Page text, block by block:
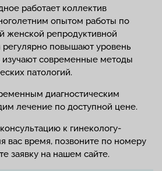
работает коллектив
опытом работы по
женской репродуктивной
повышают уровень
изучают современные методы
патологий.
диагностическим
лечение по доступной цене.
к гинекологу-
вас время, позвоните по номеру
заявку на нашем сайте.